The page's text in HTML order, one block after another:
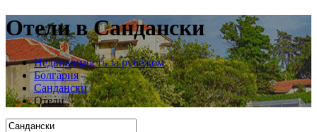
Отелив Сандански
Недвижимость за рубежом
Болгария
Сандански
Отели